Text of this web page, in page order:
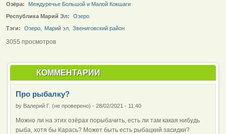
Озёра:
Междуречье Большой и Малой Кокшаги
Республика Марий Эл:
Озеро
Тэги:
Озеро Марий эл Звениговский район
3055 просмотров
КОММЕНТАРИИ
Про рыбалку?
by Валерий Г. (не проверено) - 28/02/2021 - 11:40
Можно ли на этих озёрах порыбачить, есть ли там какая нибудь
рыба, хотя бы Карась? Может быть есть рыбацкий засидки?